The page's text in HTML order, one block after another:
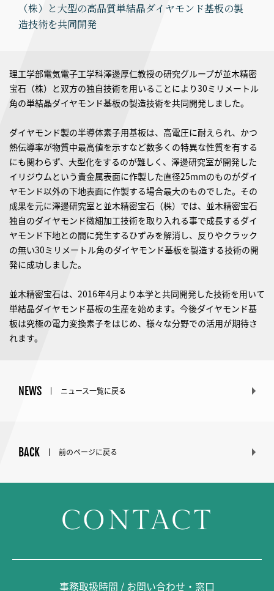
（株）と大型の高品質単結晶ダイヤモンド基板の製
造技術を共同開発
理工学部電気電子工学科澤邊厚仁教授の研究グループが並木精密
宝石（株）と双方の独自技術を用いることにより30ミリメートル
角の単結晶ダイヤモンド基板の製造技術を共同開発しました。
ダイヤモンド製の半導体素子用基板は、高電圧に耐えられ、かつ
熱伝導率が物質中最高値を示すなど数多くの特異な性質を有する
にも関わらず、大型化をするのが難しく、澤邊研究室が開発した
イリジウムという貴金属表面に作製した直径25mmのものがダイ
ヤモンド以外の下地表面に作製する場合最大のものでした。その
成果を元に澤邊研究室と並木精密宝石（株）では、並木精密宝石
独自のダイヤモンド微細加工技術を取り入れる事で成長するダイ
ヤモンド下地との間に発生するひずみを解消し、反りやクラック
の無い30ミリメートル角のダイヤモンド基板を製造する技術の開
発に成功しました。
並木精密宝石は、2016年4月より本学と共同開発した技術を用いて
単結晶ダイヤモンド基板の生産を始めます。今後ダイヤモンド基
板は究極の電力変換素子をはじめ、様々な分野での活用が期待さ
れます。
NEWS ニュース一覧に戻る
BACK 前のページに戻る
CONTACT
事務取扱時間 / お問い合わせ・窓口